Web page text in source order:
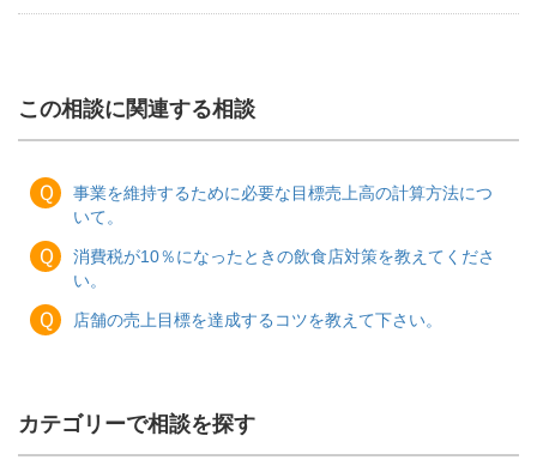
この相談に関連する相談
Ｑ
事業を維持するために必要な目標売上高の計算方法につ
いて。
Ｑ
消費税が10％になったときの飲食店対策を教えてくださ
い。
Ｑ 店舗の売上目標を達成するコツを教えて下さい。
カテゴリーで相談を探す